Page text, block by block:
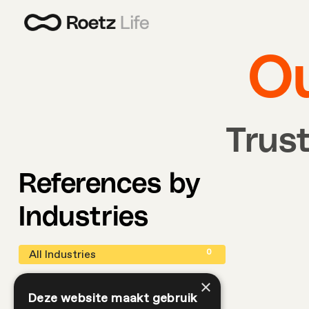
References by
Industries
0
All Industries
References by
×
Deze website maakt gebruik